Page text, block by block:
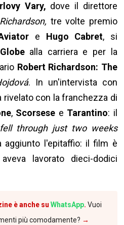
Vary, dove il direttore
tre volte premio
e Hugo Cabret, si
alla carriera e per la
Robert Richardson: The
. In un'intervista con
rivelato con la franchezza di
, Scorsese e Tarantino: il
fell through just two weeks
aggiunto l'epitaffio: il film è
lavorato dieci-dodici
è anche suWhatsApp. Vuoi
più comodamente? →